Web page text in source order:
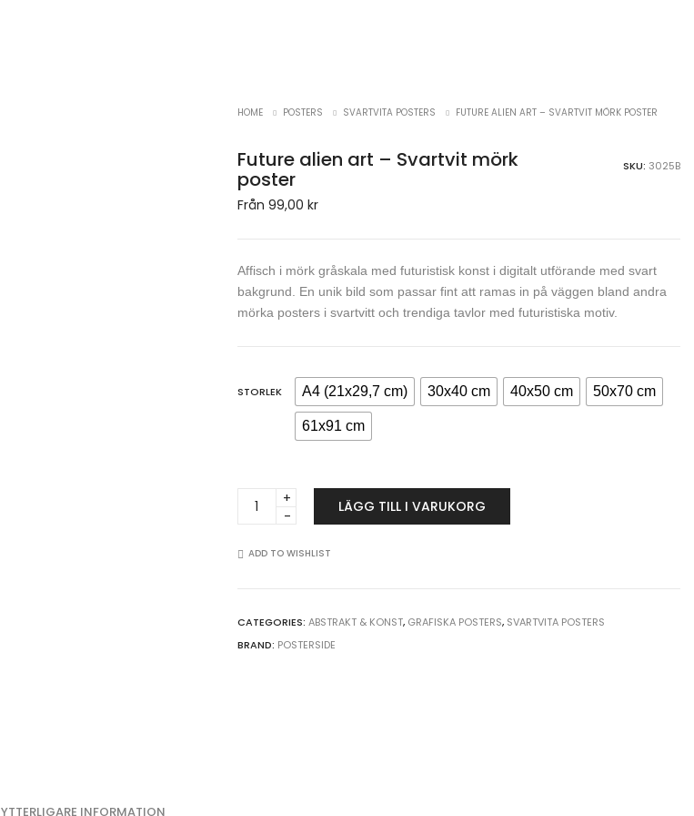
HOME POSTERS SVARTVITA POSTERS FUTURE ALIEN ART – SVARTVIT MÖRK POSTER
Future alien art – Svartvit mörk
poster
Från 99,00kr
SKU: 3025B
Affisch i mörk gråskala med futuristisk konst i digitalt utförande med svart
bakgrund. En unik bild som passar fint att ramas in på väggen bland andra
mörka posters i svartvitt och trendiga tavlor med futuristiska motiv.
STORLEK A4 (21x29,7 cm) 30x40 cm 40x50 cm 50x70 cm
61x91 cm
Future
alien
-
quantity
LÄGG TILL I VARUKORG
ADD TO WISHLIST
CATEGORIES:ABSTRAKT & KONST, GRAFISKA POSTERS, SVARTVITA POSTERS
BRAND: POSTERSIDE
YTTERLIGARE INFORMATION